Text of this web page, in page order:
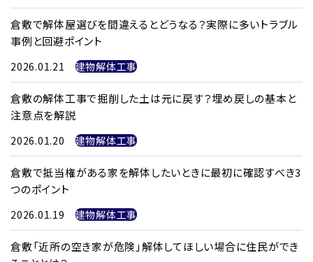
倉敷で解体屋選びを間違えるとどうなる？実際に多いトラブル
事例と回避ポイント
2026.01.21 建物解体工事
倉敷の解体工事で掘削した土は元に戻す？埋め戻しの基本と
注意点を解説
2026.01.20 建物解体工事
倉敷で抵当権がある家を解体したいときに最初に確認すべき3
つのポイント
2026.01.19 建物解体工事
倉敷「近所の空き家が危険」解体してほしい場合に住民ができ